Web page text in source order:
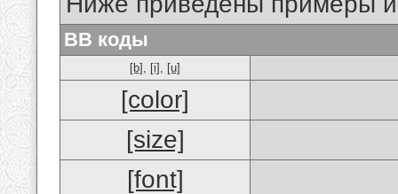
BB коды
[b] , [i] , [u]
[color]
[size]
[font]